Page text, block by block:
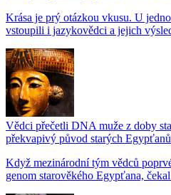
Krása je prý otázkou vkusu. U
vstoupili i jazykovědci a jejich
Vědci přečetli DNA muže z doby
překvapivý původ starých Egypťanů
Když mezinárodní tým vědců
genom starověkého Egypťana,